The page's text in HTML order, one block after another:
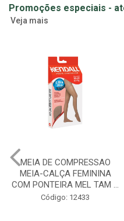
Promoções especiais -
Veja mais
MEIA DE COMPRESSAO
MEIA-CALÇA FEMININA
COM PONTEIRA MEL TAM ...
Código: 12433